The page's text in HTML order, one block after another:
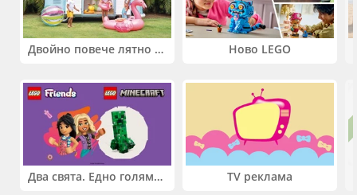
Двойно повече лятно забавление! Купи 2 продукта INTEX и вземи -33%
Два свята. Едно голямо приключение. Купи 2 продукта LEGO® Friends и/или LEGO® Minecraft и вземи -27%
Ново LEGO
TV реклама